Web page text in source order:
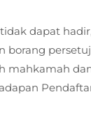
dapat
borang
mahkamah